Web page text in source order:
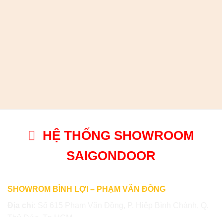
HỆ THỐNG SHOWROOM
SAIGONDOOR
SHOWROM BÌNH LỢI – PHẠM VĂN ĐỒNG